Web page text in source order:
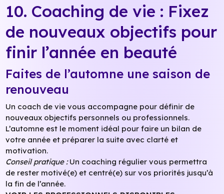
10. Coaching de vie : Fixez
de nouveaux objectifs pour
finir l’année en beauté
Faites de l’automne une saison de
renouveau
Un coach de vie vous accompagne pour définir de
nouveaux objectifs personnels ou professionnels.
L’automne est le moment idéal pour faire un bilan de
votre année et préparer la suite avec clarté et
motivation.
Conseil pratique :Un coaching régulier vous permettra
de rester motivé(e) et centré(e) sur vos priorités jusqu’à
la fin de l’année.